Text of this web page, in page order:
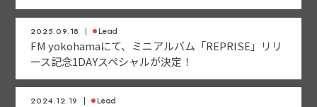
2025.09.18 Lead
FM yokohamaにて、ミニアルバム「REPRISE」リリ
ース記念1DAYスペシャルが決定！
2024.12.19 Lead